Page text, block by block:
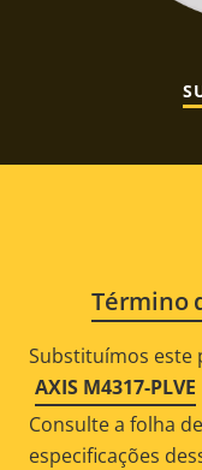
Término
Substituímos este
AXIS M4317-PLVE
Consulte a folha
especificações